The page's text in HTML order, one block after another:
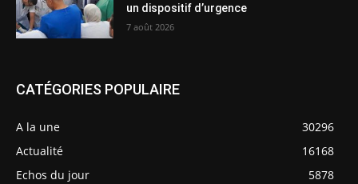
un dispositif d’urgence
7 août 2026
CATÉGORIES POPULAIRE
A la une
30296
Actualité
16168
Echos du jour
5878